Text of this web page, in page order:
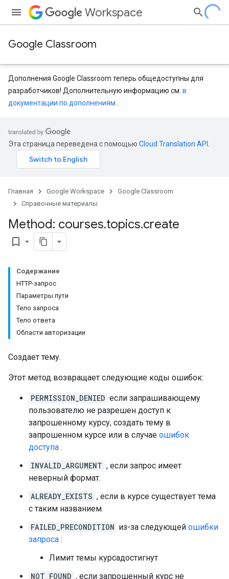
Workspace
Google Classroom
Дополнения Google Classroom теперь общедоступны для
разработчиков! Дополнительную информацию см. в
документации по дополнениям
Эта страница переведена с помощью Cloud Translation API
Главная Google Workspace
Google Classroom
Справочные материалы
Method: courses.topics.create
bookmark_border
Содержание
HTTP-запрос
Параметры пути
Тело запроса
Тело ответа
Области авторизации
Создает тему.
Этот метод возвращает следующие коды ошибок:
PERMISSION_DENIED если запрашивающему
пользователю не разрешен доступ к
запрошенному курсу, создать тему в
запрошенном курсе или в случае ошибок
доступа .
INVALID_ARGUMENT , если запрос имеет
неверный формат.
ALREADY_EXISTS , если в курсе существует тема
с таким названием.
FAILED_PRECONDITION из-за следующей ошибки
запроса :
Лимит темы курсадостигнут
NOT_FOUND , если запрошенный курс не